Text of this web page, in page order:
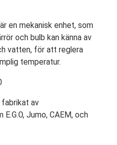
är en mekanisk enhet, som
och bulb kan känna av
vatten, för att reglera
temperatur.
fabrikat av
Jumo, CAEM, och